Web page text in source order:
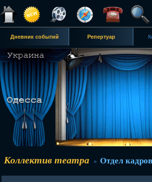
Дневник событий Репертуар
Коллектив театра » Отдел кадров